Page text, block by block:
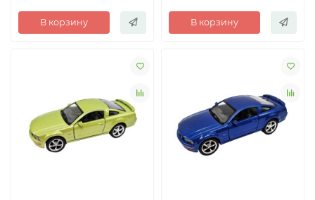
В корзину В корзину